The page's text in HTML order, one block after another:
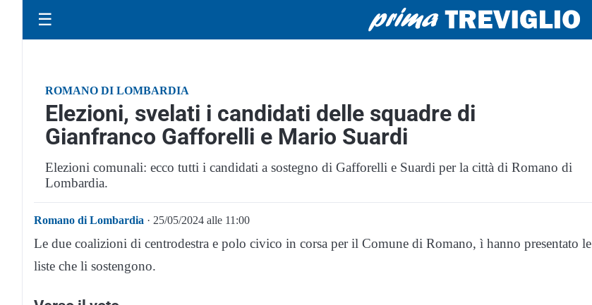
☰
ROMANO DI LOMBARDIA
Elezioni, svelati i candidati delle squadre di
Gianfranco Gafforelli e Mario Suardi
Elezioni comunali: ecco tutti i candidati a sostegno di Gafforelli e Suardi per la città di Romano di
Lombardia.
Romano di Lombardia · 25/05/2024 alle 11:00
Le due coalizioni di centrodestra e polo civico in corsa per il Comune di Romano, ì hanno presentato le
liste che li sostengono.